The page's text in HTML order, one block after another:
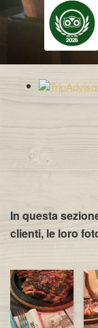
In questa
clienti, le loro